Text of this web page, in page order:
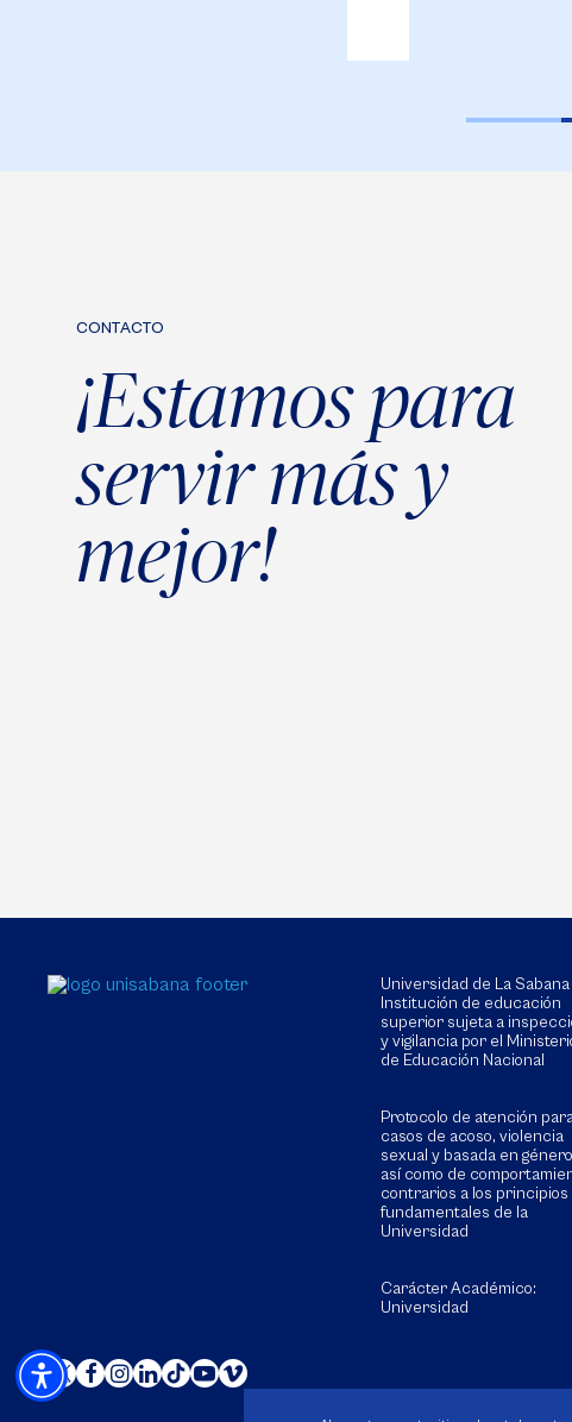
CONTACTO
¡Estamos para
servir más y
mejor!
Universidad de La Sabana
Institución de educación
superior sujeta a
y vigilancia por el
de Educación Nacional
Protocolo de atención
casos de acoso, violencia
sexual y basada en
así como de
contrarios a los principios
fundamentales de la
Universidad
Carácter Académico:
Universidad